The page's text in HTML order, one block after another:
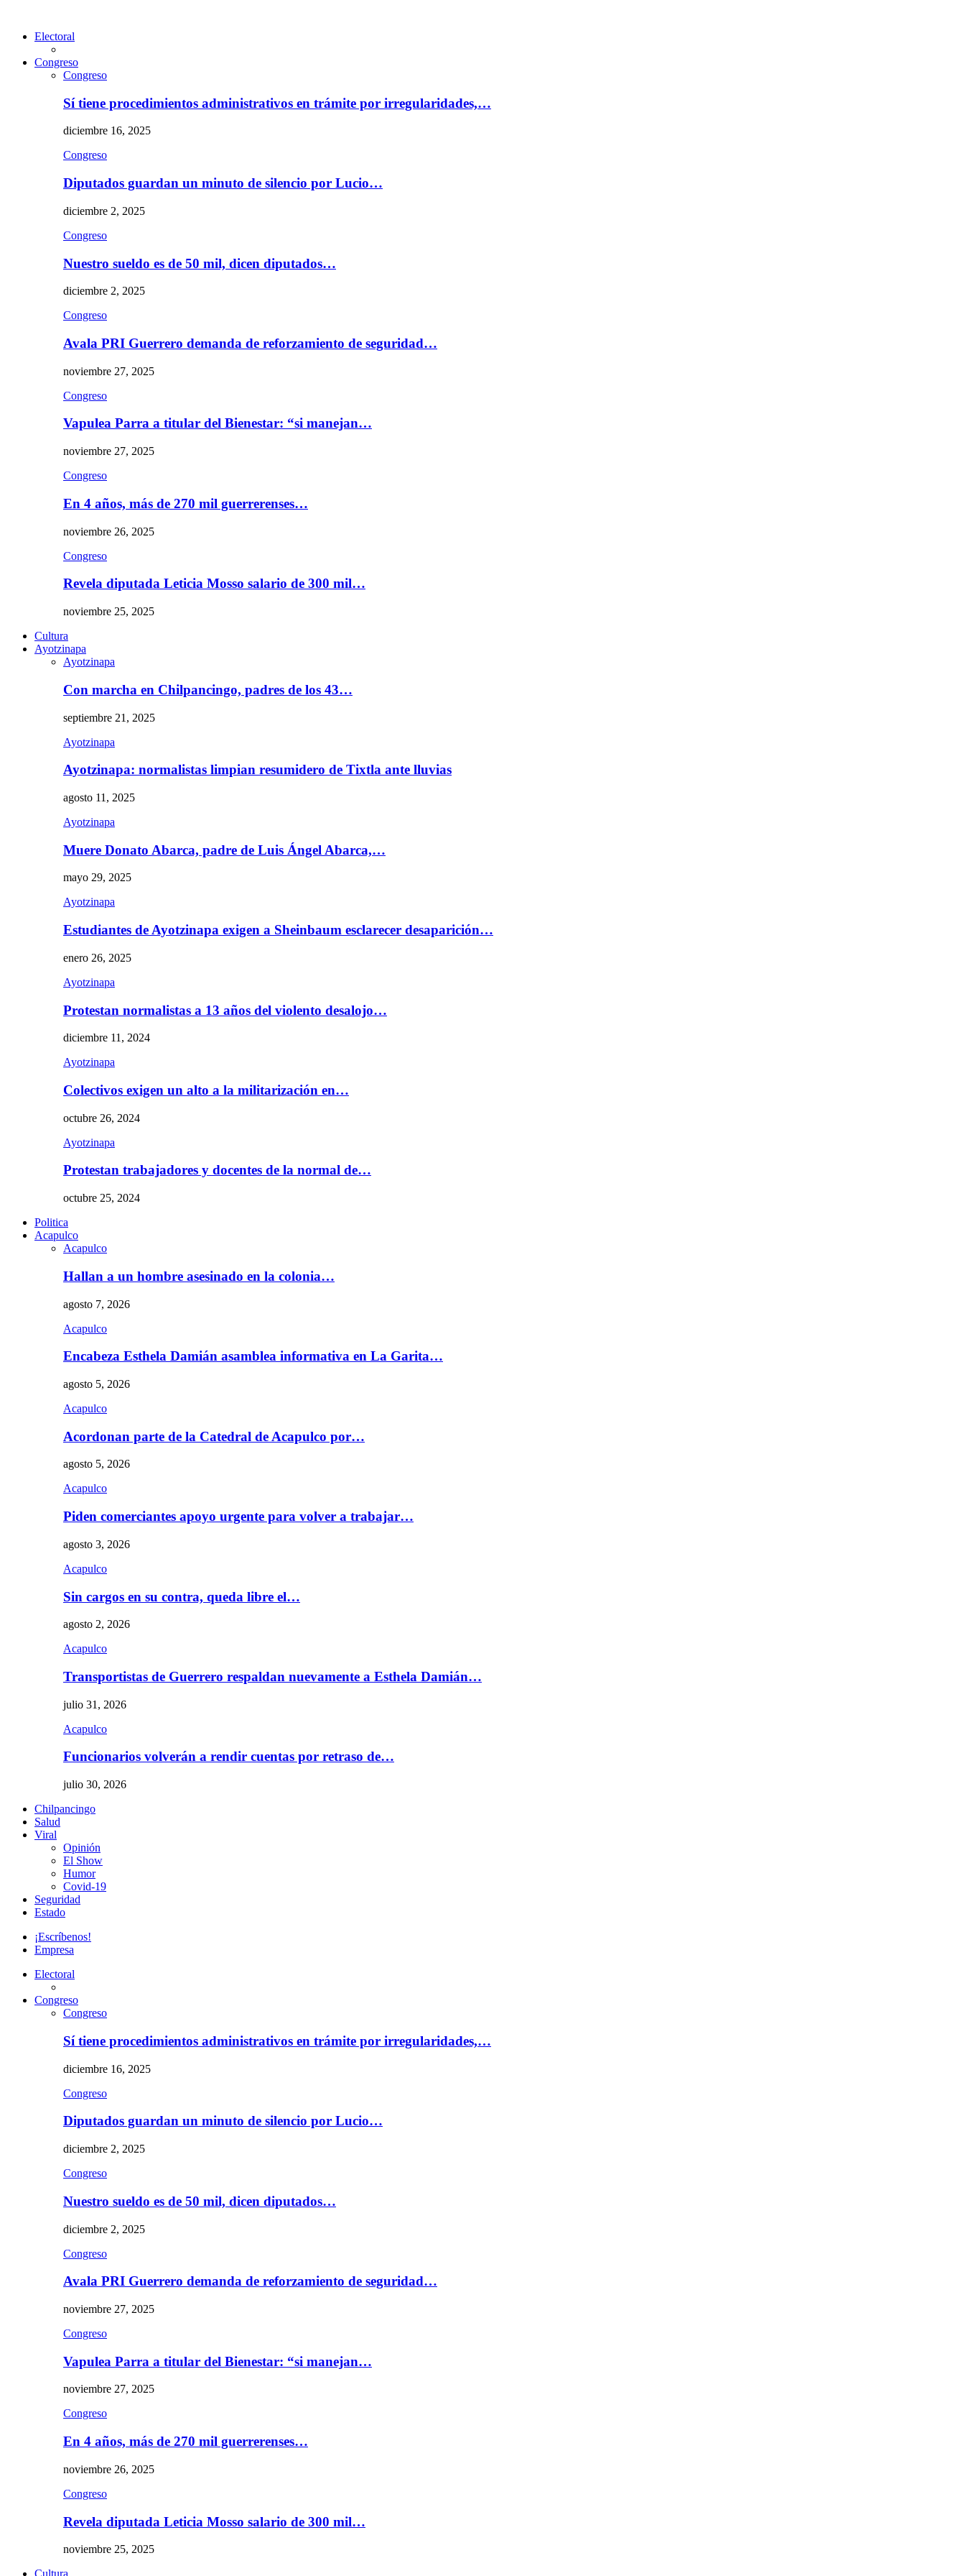
Electoral
Congreso
Congreso
Sí tiene procedimientos administrativos en trámite por irregularidades,…
diciembre 16, 2025
Congreso
Diputados guardan un minuto de silencio por Lucio…
diciembre 2, 2025
Congreso
Nuestro sueldo es de 50 mil, dicen diputados…
diciembre 2, 2025
Congreso
Avala PRI Guerrero demanda de reforzamiento de seguridad…
noviembre 27, 2025
Congreso
Vapulea Parra a titular del Bienestar: “si manejan…
noviembre 27, 2025
Congreso
En 4 años, más de 270 mil guerrerenses…
noviembre 26, 2025
Congreso
Revela diputada Leticia Mosso salario de 300 mil…
noviembre 25, 2025
Cultura
Ayotzinapa
Ayotzinapa
Con marcha en Chilpancingo, padres de los 43…
septiembre 21, 2025
Ayotzinapa
Ayotzinapa: normalistas limpian resumidero de Tixtla ante lluvias
agosto 11, 2025
Ayotzinapa
Muere Donato Abarca, padre de Luis Ángel Abarca,…
mayo 29, 2025
Ayotzinapa
Estudiantes de Ayotzinapa exigen a Sheinbaum esclarecer desaparición…
enero 26, 2025
Ayotzinapa
Protestan normalistas a 13 años del violento desalojo…
diciembre 11, 2024
Ayotzinapa
Colectivos exigen un alto a la militarización en…
octubre 26, 2024
Ayotzinapa
Protestan trabajadores y docentes de la normal de…
octubre 25, 2024
Politica
Acapulco
Acapulco
Hallan a un hombre asesinado en la colonia…
agosto 7, 2026
Acapulco
Encabeza Esthela Damián asamblea informativa en La Garita…
agosto 5, 2026
Acapulco
Acordonan parte de la Catedral de Acapulco por…
agosto 5, 2026
Acapulco
Piden comerciantes apoyo urgente para volver a trabajar…
agosto 3, 2026
Acapulco
Sin cargos en su contra, queda libre el…
agosto 2, 2026
Acapulco
Transportistas de Guerrero respaldan nuevamente a Esthela Damián…
julio 31, 2026
Acapulco
Funcionarios volverán a rendir cuentas por retraso de…
julio 30, 2026
Chilpancingo
Salud
Viral
Opinión
El Show
Humor
Covid-19
Seguridad
Estado
¡Escríbenos!
Empresa
Electoral
Congreso
Congreso
Sí tiene procedimientos administrativos en trámite por irregularidades,…
diciembre 16, 2025
Congreso
Diputados guardan un minuto de silencio por Lucio…
diciembre 2, 2025
Congreso
Nuestro sueldo es de 50 mil, dicen diputados…
diciembre 2, 2025
Congreso
Avala PRI Guerrero demanda de reforzamiento de seguridad…
noviembre 27, 2025
Congreso
Vapulea Parra a titular del Bienestar: “si manejan…
noviembre 27, 2025
Congreso
En 4 años, más de 270 mil guerrerenses…
noviembre 26, 2025
Congreso
Revela diputada Leticia Mosso salario de 300 mil…
noviembre 25, 2025